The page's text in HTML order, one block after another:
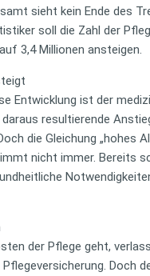
sieht kein Ende des
soll die Zahl der
3,4 Millionen ansteigen.
Entwicklung ist der
resultierende
die Gleichung „hohes
nicht immer. Bereits
der Pflege geht,
Doch